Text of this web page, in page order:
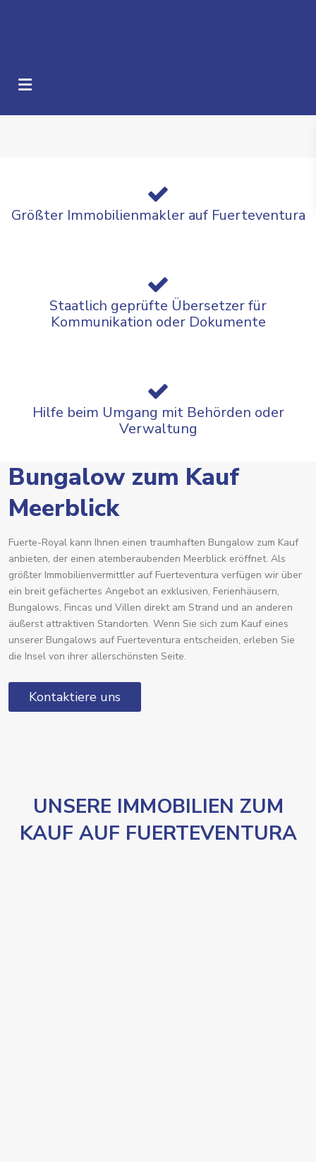
Größter Immobilienmakler auf Fuerteventura
Staatlich geprüfte Übersetzer für
Kommunikation oder Dokumente
Hilfe beim Umgang mit Behörden oder
Verwaltung
Bungalow zum Kauf
Meerblick
Fuerte-Royal kann Ihnen einen traumhaften Bungalow zum Kauf
anbieten, der einen atemberaubenden Meerblick eröffnet. Als
größter Immobilienvermittler auf Fuerteventura verfügen wir über
ein breit gefächertes Angebot an exklusiven, Ferienhäusern,
Bungalows, Fincas und Villen direkt am Strand und an anderen
äußerst attraktiven Standorten. Wenn Sie sich zum Kauf eines
unserer Bungalows auf Fuerteventura entscheiden, erleben Sie
die Insel von ihrer allerschönsten Seite.
Kontaktiere uns
UNSERE IMMOBILIEN ZUM
KAUF AUF FUERTEVENTURA